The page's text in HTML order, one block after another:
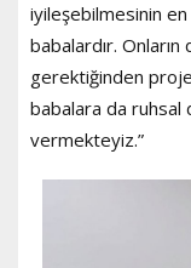
iyileşebilmesinin
babalardır. Onların
gerektiğinden
babalara da ruhsal
vermekteyiz.”